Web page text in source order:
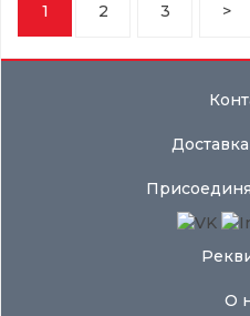
1 2 3 >
О